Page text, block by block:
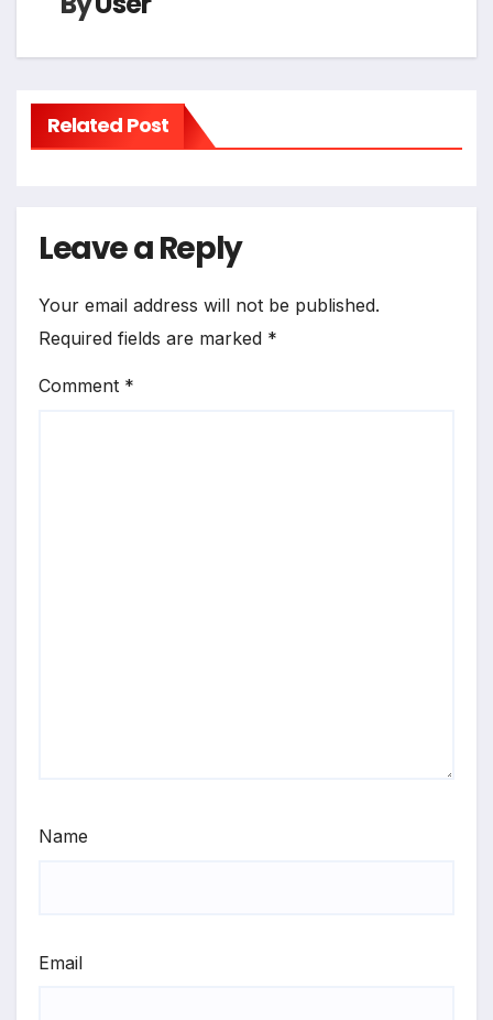
Related Post
Leave a Reply
Your email address will not be published.
Required fields are marked *
Comment *
Name
Email